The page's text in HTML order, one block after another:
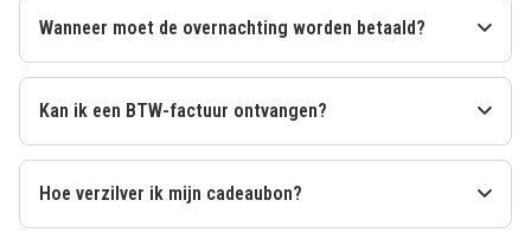
Wanneer moet de overnachting worden betaald?
Kan ik een BTW-factuur ontvangen?
Hoe verzilver ik mijn cadeaubon?